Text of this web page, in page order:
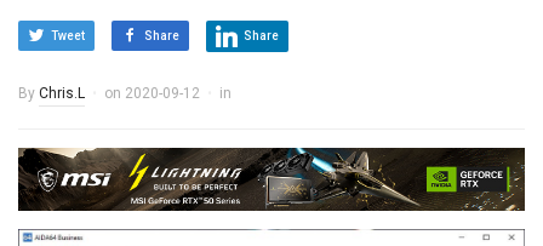
Tweet Share Share
By Chris.L on 2020-09-12 in